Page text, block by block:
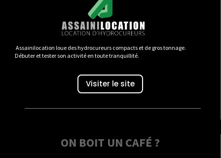
Assainilocation loue des hydrocureurs compacts et de gros tonnage.
Débuter et tester son activité en toute tranquillité.
Visiter le site
ON BOIT UN CAFÉ ?